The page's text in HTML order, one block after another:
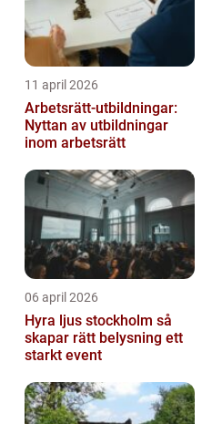
11 april 2026
Arbetsrätt-utbildningar:
Nyttan av utbildningar
inom arbetsrätt
06 april 2026
Hyra ljus stockholm så
skapar rätt belysning ett
starkt event